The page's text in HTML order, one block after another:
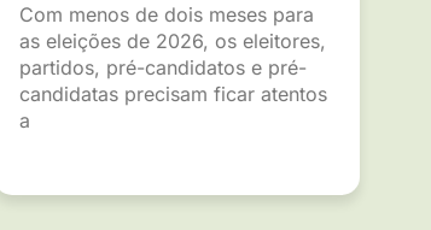
Com menos de dois meses para
as eleições de 2026, os eleitores,
partidos, pré-candidatos e pré-
candidatas precisam ficar atentos
a